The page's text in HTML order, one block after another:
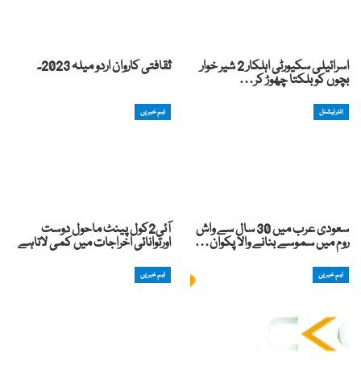
اسرائیلی سکیورٹی اہلکار 2 شیر خوار
بچوں کو بلکتا چھوڑ کر…
ثقافتی کاروان اردو میلہ 2023۔
انٹرنیشنل
سعودی عرب میں 30 سال سے واش
روم میں سموسے بنانے والا پکوان…
اہم خبریں
آئی2کول پینٹ ماحول دوست
اورتوانائی اخراجات میں کمی لاتاہے
اہم خبریں اہم خبریں